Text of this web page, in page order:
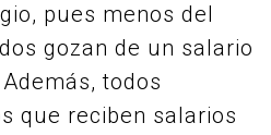
pues menos del
gozan de un salario
todos
que reciben salarios